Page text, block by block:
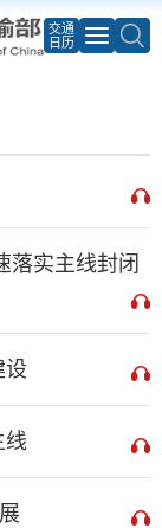
交通
日历
落实主线封闭
设
线